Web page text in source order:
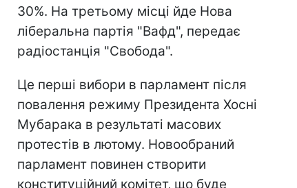
30%. На третьому місці йде Нова
ліберальна партія "Вафд", передає
радіостанція "Свобода".
Це перші вибори в парламент після
повалення режиму Президента Хосні
Мубарака в результаті масових
протестів в лютому. Новообраний
парламент повинен створити
конституційний комітет, що буде